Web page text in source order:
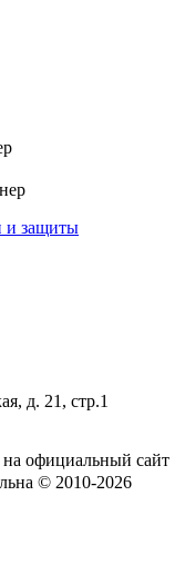
и защиты
д. 21, стр.1
официальный сайт
© 2010-2026